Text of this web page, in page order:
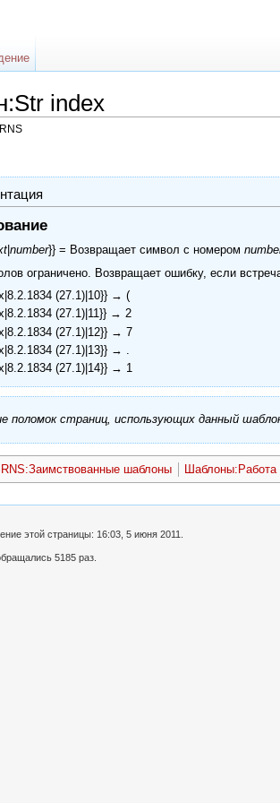
index
number}} = Возвращает символ с номером
ограничено. Возвращает ошибку, если
(27.1)|10}} → (
(27.1)|11}} → 2
(27.1)|12}} → 7
(27.1)|13}} → .
(27.1)|14}} → 1
поломок страниц, использующих данный
шаблоны Шаблоны:Работа
этой страницы: 16:03, 5 июня 2011.
5185 раз.